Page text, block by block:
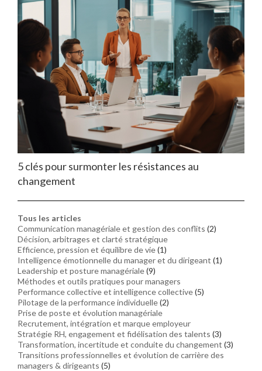
5 clés pour surmonter les résistances au
changement
Tous les articles
Communication managériale et gestion des conflits (2)
Décision, arbitrages et clarté stratégique
Efficience, pression et équilibre de vie(1)
Intelligence émotionnelle du manager et du dirigeant (1)
Leadership et posture managériale(9)
Méthodes et outils pratiques pour managers
Performance collective et intelligence collective(5)
Pilotage de la performance individuelle(2)
Prise de poste et évolution managériale
Recrutement, intégration et marque employeur
Stratégie RH, engagement et fidélisation des talents (3)
Transformation, incertitude et conduite du changement (3)
Transitions professionnelles et évolution de carrière des
managers & dirigeants (5)